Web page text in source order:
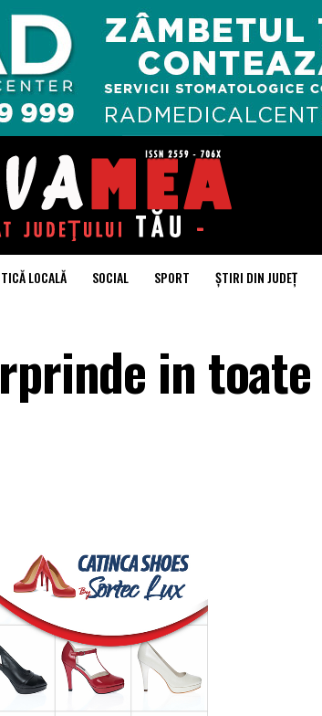
LOCALĂ SOCIAL SPORT ȘTIRI DIN JUDEȚ
in toate